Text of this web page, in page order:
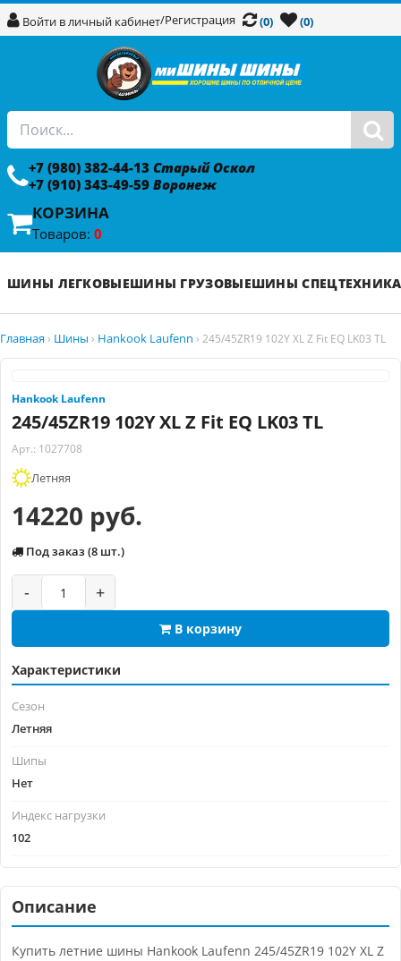
Войти в личный кабинет/Регистрация (0) (0)
+7 (980) 382-44-13 Старый Оскол
+7 (910) 343-49-59 Воронеж
КОРЗИНА
Товаров: 0
ШИНЫ ЛЕГКОВЫЕШИНЫ ГРУЗОВЫЕШИНЫ СПЕЦТЕХНИКА
Главная › Шины › Hankook Laufenn › 245/45ZR19 102Y XL Z Fit EQ LK03 TL
Hankook Laufenn
245/45ZR19 102Y XL Z Fit EQ LK03 TL
Арт.: 1027708
Летняя
14220 руб.
Под заказ (8 шт.)
- +
В корзину
Характеристики
Сезон
Летняя
Шипы
Нет
Индекс нагрузки
102
Описание
Купить летние шины Hankook Laufenn 245/45ZR19 102Y XL Z